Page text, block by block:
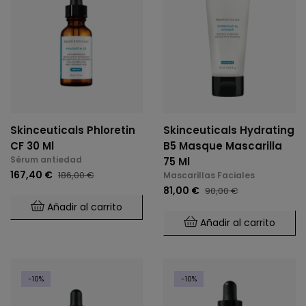
Skinceuticals Phloretin
CF 30 Ml
Sérum antiedad
167,40 € 186,00 €
Añadir al carrito
Skinceuticals Hydrating
B5 Masque Mascarilla
75 Ml
Mascarillas Faciales
81,00 € 90,00 €
Añadir al carrito
-10% -10%